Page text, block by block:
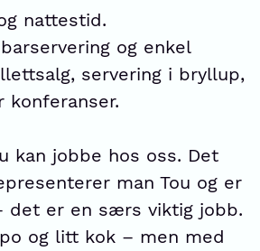
nattestid.
og enkel
servering i bryllup,
konferanser.
kan jobbe hos oss. Det
man Tou og er
det er en særs viktig jobb.
og litt kok – men med